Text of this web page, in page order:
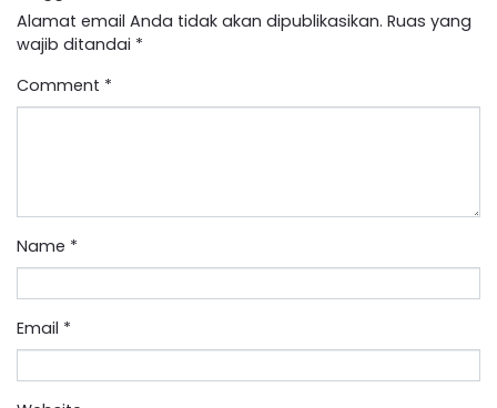
Alamat email Anda tidak akan dipublikasikan. Ruas yang
wajib ditandai *
Comment *
Name *
Email *